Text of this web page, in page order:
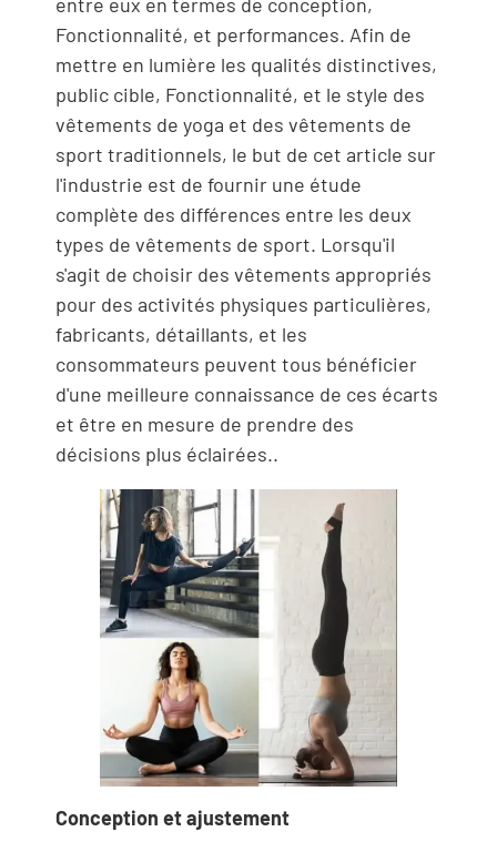
Fonctionnalité, et performances. Afin de
mettre en lumière les qualités distinctives,
public cible, Fonctionnalité, et le style des
vêtements de yoga et des vêtements de
sport traditionnels, le but de cet article sur
l'industrie est de fournir une étude
complète des différences entre les deux
types de vêtements de sport. Lorsqu'il
s'agit de choisir des vêtements appropriés
pour des activités physiques particulières,
fabricants, détaillants, et les
consommateurs peuvent tous bénéficier
d'une meilleure connaissance de ces écarts
et être en mesure de prendre des
décisions plus éclairées..
Conception et ajustement